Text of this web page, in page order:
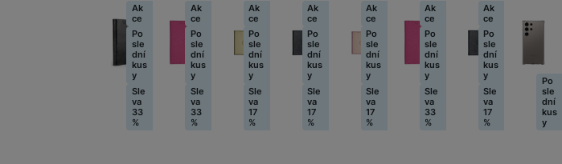
Ak
ce
Po
sle
dní
kus
y
Sle
va
33
%
Ak
ce
Po
sle
dní
kus
y
Sle
va
33
%
Ak
ce
Po
sle
dní
kus
y
Sle
va
17
%
Ak
ce
Po
sle
dní
kus
y
Sle
va
17
%
Ak
ce
Po
sle
dní
kus
y
Sle
va
17
%
Ak
ce
Po
sle
dní
kus
y
Sle
va
33
%
Ak
ce
Po
sle
dní
kus
y
Sle
va
17
%
Po
sle
dní
kus
y